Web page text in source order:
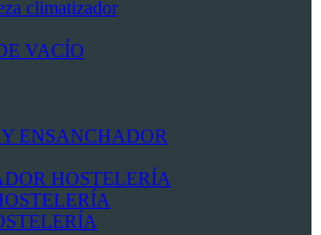
climatizador
VACÍO
ENSANCHADOR
HOSTELERÍA